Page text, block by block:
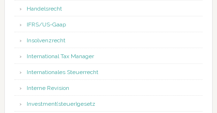
Handelsrecht
IFRS/US-Gaap
Insolvenzrecht
International Tax Manager
Internationales Steuerrecht
Interne Revision
Investment(steuer)gesetz